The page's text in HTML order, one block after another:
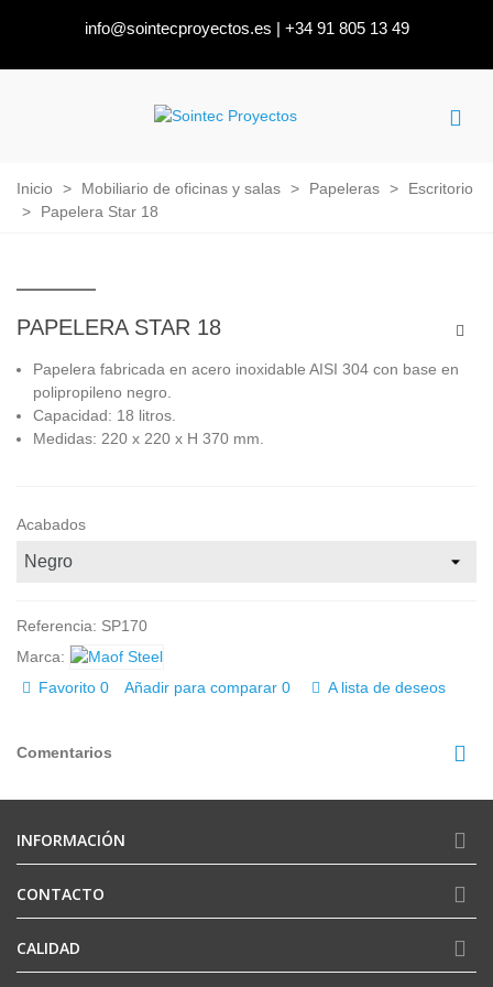
info@sointecproyectos.es | +34 91 805 13 49
Inicio > Mobiliario de oficinas y salas > Papeleras >
Escritorio
>
Papelera Star 18
PAPELERA STAR 18
Papelera fabricada en acero inoxidable AISI 304 con base en
polipropileno negro.
Capacidad: 18 litros.
Medidas: 220 x 220 x H 370 mm.
Acabados
Referencia: SP170
Marca:
Favorito 0 Añadir para comparar 0 A lista de deseos
Comentarios
INFORMACIÓN
CONTACTO
CALIDAD